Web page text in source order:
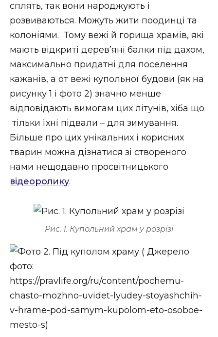
сплять, так вони народжують і
розвиваються. Можуть жити поодинці та
колоніями. Тому вежі й горища храмів, які
мають відкриті дерев’яні балки під дахом,
максимально придатні для поселення
кажанів, а от вежі купольної будови (як на
рисунку 1 і фото 2) значно менше
відповідають вимогам цих літунів, хіба що
тільки їхні підвали – для зимування.
Більше про цих унікальних і корисних
тварин можна дізнатися зі створеного
нами нещодавно просвітницького
відеоролику.
Рис. 1. Купольний храм у розрізі